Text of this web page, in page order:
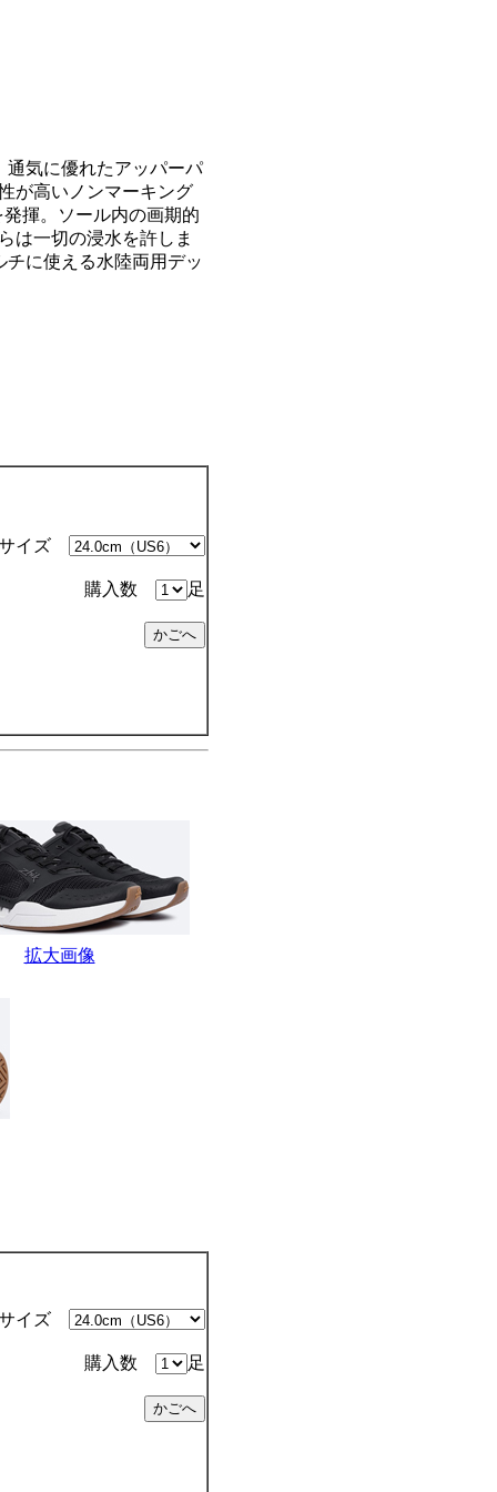
気に優れたアッパーパ
が高いノンマーキング
揮。ソール内の画期的
は一切の浸水を許しま
に使える水陸両用デッ
イズ
購入数 足
拡大画像
イズ
購入数 足